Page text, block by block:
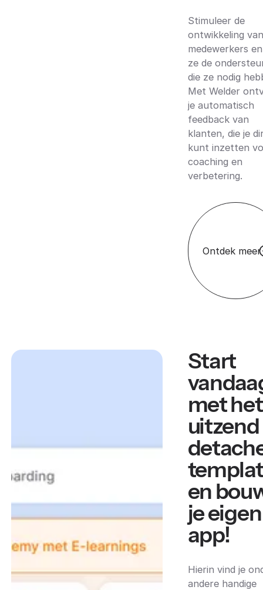
Stimuleer de
ontwikkeling
medewerkers
ze de
die ze nodig
Met Welder
je automatisch
feedback van
klanten, die je
kunt inzetten
coaching en
verbetering.
Ontdek meer
Start
met het
en
je eigen
app!
Hierin vind je
andere handige